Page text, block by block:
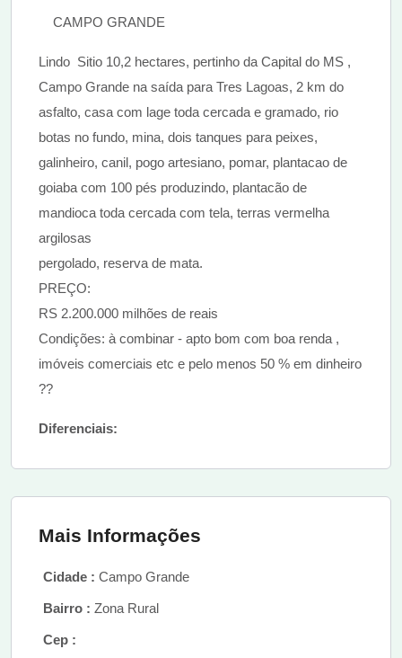
CAMPO GRANDE
Lindo Sitio 10,2 hectares, pertinho da Capital do MS ,
Campo Grande na saída para Tres Lagoas, 2 km do
asfalto, casa com lage toda cercada e gramado, rio
botas no fundo, mina, dois tanques para peixes,
galinheiro, canil, pogo artesiano, pomar, plantacao de
goiaba com 100 pés produzindo, plantacão de
mandioca toda cercada com tela, terras vermelha
argilosas
pergolado, reserva de mata.
PREÇO:
RS 2.200.000 milhões de reais
Condições: à combinar - apto bom com boa renda ,
imóveis comerciais etc e pelo menos 50 % em dinheiro
??
Diferenciais:
Mais Informações
Cidade : Campo Grande
Bairro : Zona Rural
Cep :